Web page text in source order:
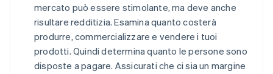
mercato può essere stimolante, ma deve anche
risultare redditizia. Esamina quanto costerà
produrre, commercializzare e vendere i tuoi
prodotti. Quindi determina quanto le persone sono
disposte a pagare. Assicurati che ci sia un margine